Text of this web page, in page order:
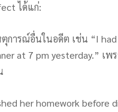
ได้แก่:
การณ์อื่นในอดีต เช่น “I
at 7 pm yesterday.” เพ
her homework before